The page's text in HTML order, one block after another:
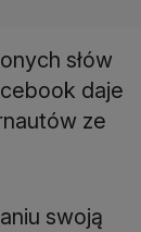
słów
daje
ze
swoją